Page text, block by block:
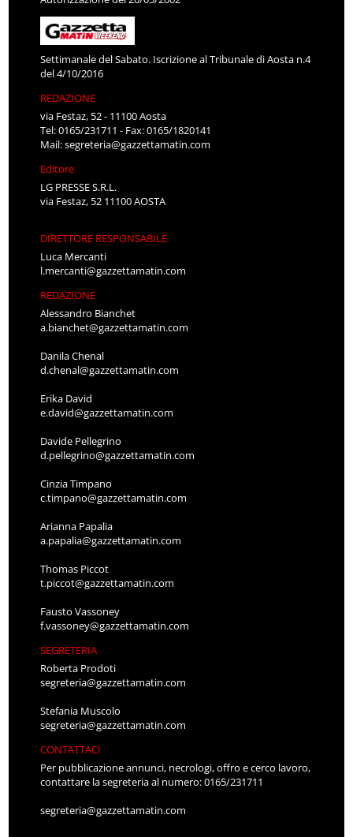
Settimanale del Sabato. Iscrizione al Tribunale di Aosta n.4
del 4/10/2016
REDAZIONE
via Festaz, 52 - 11100 Aosta
Tel: 0165/231711 - Fax: 0165/1820141
Mail:segreteria@gazzettamatin.com
Editore
LG PRESSE S.R.L.
via Festaz, 52 11100 AOSTA
DIRETTORE RESPONSABILE
Luca Mercanti
l.mercanti@gazzettamatin.com
REDAZIONE
Alessandro Bianchet
a.bianchet@gazzettamatin.com
Danila Chenal
d.chenal@gazzettamatin.com
Erika David
e.david@gazzettamatin.com
Davide Pellegrino
d.pellegrino@gazzettamatin.com
Cinzia Timpano
c.timpano@gazzettamatin.com
Arianna Papalia
a.papalia@gazzettamatin.com
Thomas Piccot
t.piccot@gazzettamatin.com
Fausto Vassoney
f.vassoney@gazzettamatin.com
SEGRETERIA
Roberta Prodoti
segreteria@gazzettamatin.com
Stefania Muscolo
segreteria@gazzettamatin.com
CONTATTACI
Per pubblicazione annunci, necrologi, offro e cerco lavoro,
contattare la segreteria al numero: 0165/231711
segreteria@gazzettamatin.com